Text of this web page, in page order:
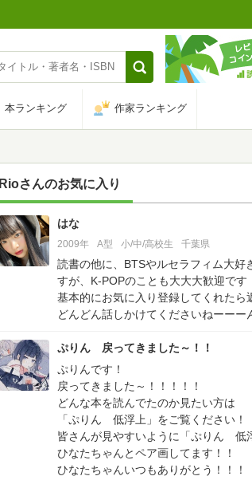
本ランキング 作家ランキング
Rioさんのお気に入り
6 はな
2009年 A型 小/中/高校生 千葉県
読書の他に、BTSやルセラフィム大
すが、K-POPのことも大大大歓迎で
基本的にお気に入り登録してくれたら
どんどん話しかけてくださいねーーー
ぷりん 戻ってきました～！！
ぷりんです！
戻ってきました～！！！！！
どんな本を読んでたのか見たい方は
「ぷりん 低浮上」をご覧ください！
皆さんが見やすいように「ぷりん 低
ひなたちゃんとペア画してます！！
ひなたちゃんいつもありがとう！！！